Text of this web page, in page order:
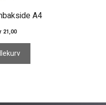
A4
21,00